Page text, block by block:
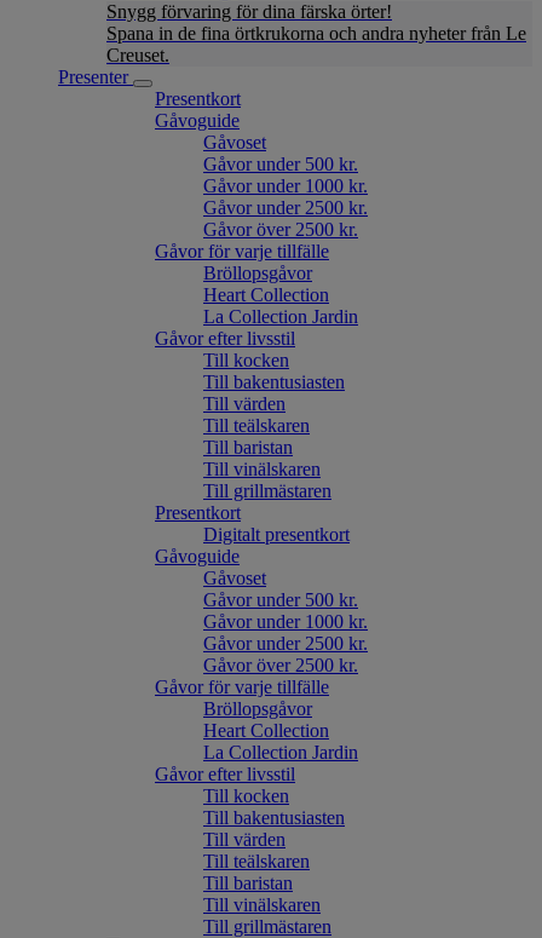
Snygg förvaring för dina färska örter!
Spana in de fina örtkrukorna och andra nyheter från Le
Creuset.
Presenter
Presentkort
Gåvoguide
Gåvoset
Gåvor under 500 kr.
Gåvor under 1000 kr.
Gåvor under 2500 kr.
Gåvor över 2500 kr.
Gåvor för varje tillfälle
Bröllopsgåvor
Heart Collection
La Collection Jardin
Gåvor efter livsstil
Till kocken
Till bakentusiasten
Till värden
Till teälskaren
Till baristan
Till vinälskaren
Till grillmästaren
Presentkort
Digitalt presentkort
Gåvoguide
Gåvoset
Gåvor under 500 kr.
Gåvor under 1000 kr.
Gåvor under 2500 kr.
Gåvor över 2500 kr.
Gåvor för varje tillfälle
Bröllopsgåvor
Heart Collection
La Collection Jardin
Gåvor efter livsstil
Till kocken
Till bakentusiasten
Till värden
Till teälskaren
Till baristan
Till vinälskaren
Till grillmästaren